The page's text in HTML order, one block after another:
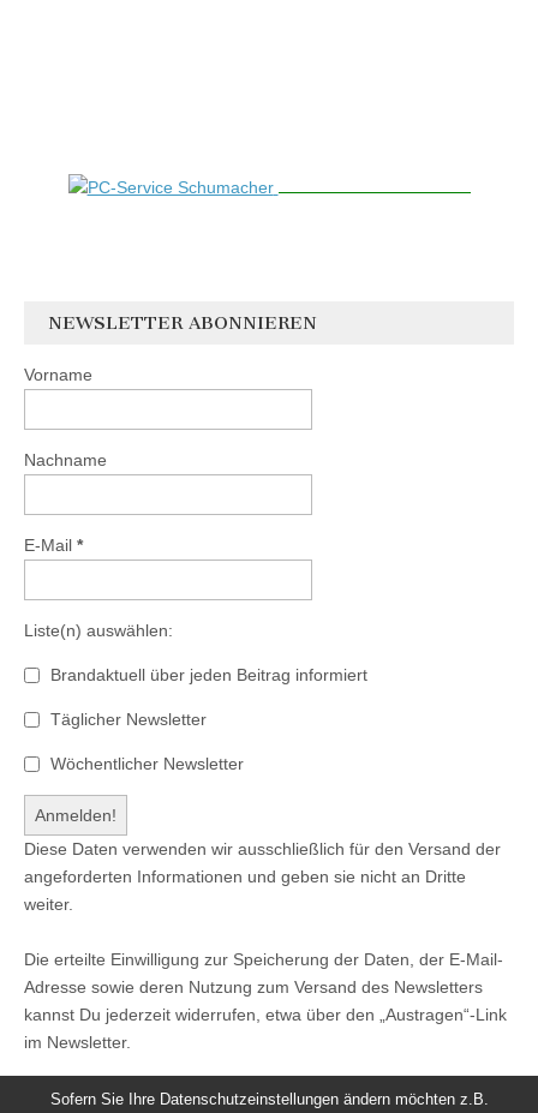
NEWSLETTER ABONNIEREN
Vorname
Nachname
E-Mail *
Liste(n) auswählen:
Brandaktuell über jeden Beitrag informiert
Täglicher Newsletter
Wöchentlicher Newsletter
Diese Daten verwenden wir ausschließlich für den Versand der
angeforderten Informationen und geben sie nicht an Dritte
weiter.
Die erteilte Einwilligung zur Speicherung der Daten, der E-Mail-
Adresse sowie deren Nutzung zum Versand des Newsletters
kannst Du jederzeit widerrufen, etwa über den „Austragen“-Link
im Newsletter.
Sofern Sie Ihre Datenschutzeinstellungen ändern möchten z.B.